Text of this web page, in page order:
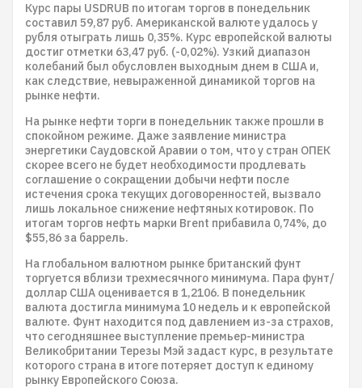
Курс пары USDRUB по итогам торгов в понедельник
составил 59,87 руб. Американской валюте удалось у
рубля отыграть лишь 0,35%. Курс европейской валюты
достиг отметки 63,47 руб. (-0,02%). Узкий диапазон
колебаний был обусловлен выходным днем в США и,
как следствие, невыраженной динамикой торгов на
рынке нефти.
На рынке нефти торги в понедельник также прошли в
спокойном режиме. Даже заявление министра
энергетики Саудовской Аравии о том, что у стран ОПЕК
скорее всего не будет необходимости продлевать
соглашение о сокращении добычи нефти после
истечения срока текущих договоренностей, вызвало
лишь локальное снижение нефтяных котировок. По
итогам торгов нефть марки Brent прибавила 0,74%, до
$55,86 за баррель.
На глобальном валютном рынке британский фунт
торгуется вблизи трехмесячного минимума. Пара фунт/
доллар США оценивается в 1,2106. В понедельник
валюта достигла минимума 10 недель и к европейской
валюте. Фунт находится под давлением из-за страхов,
что сегодняшнее выступление премьер-министра
Великобритании Терезы Мэй задаст курс, в результате
которого страна в итоге потеряет доступ к единому
рынку Европейского Союза.